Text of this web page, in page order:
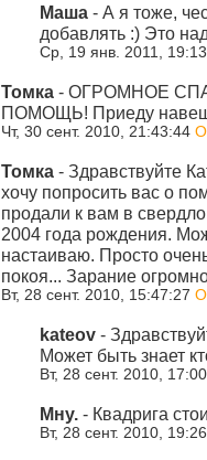
Маша - А я тоже,
добавлять :) Это
Ср, 19 янв. 2011,
Томка - ОГРОМНОЕ
ПОМОЩЬ! Приеду
Чт, 30 сент. 2010, 21:43:44
Томка - Здравствуйте
хочу попросить вас о
продали к вам в
2004 года рождения.
настаиваю. Просто
покоя... Зарание
Вт, 28 сент. 2010, 15:47:27
kateov -
Может быть знает
Вт, 28 сент. 2010,
Мну. - Квадрига
Вт, 28 сент. 2010,